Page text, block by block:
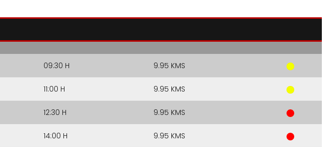
09:30 H
9.95 KMS
11:00 H
9.95 KMS
12:30 H
9.95 KMS
14:00 H 9.95 KMS